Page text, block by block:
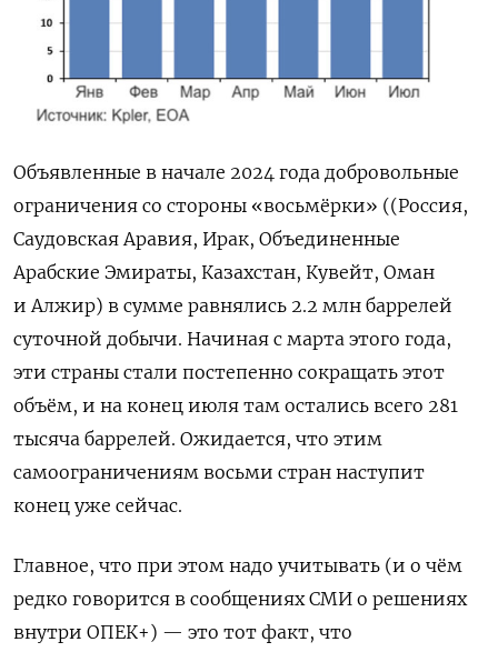
Объявленные в начале 2024 года добровольные
ограничения со стороны «восьмёрки» ((Россия,
Саудовская Аравия, Ирак, Объединенные
Арабские Эмираты, Казахстан, Кувейт, Оман
и Алжир) в сумме равнялись 2.2 млн баррелей
суточной добычи. Начиная с марта этого года,
эти страны стали постепенно сокращать этот
объём, и на конец июля там остались всего 281
тысяча баррелей. Ожидается, что этим
самоограничениям восьми стран наступит
конец уже сейчас.
Главное, что при этом надо учитывать (и о чём
редко говорится в сообщениях СМИ о решениях
внутри ОПЕК+) — это тот факт, что